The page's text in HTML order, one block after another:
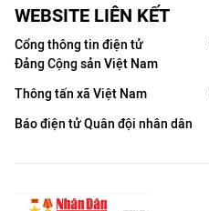
WEBSITE LIÊN KẾT
Cổng thông tin điện tử
Đảng Cộng sản Việt Nam
Thông tấn xã Việt Nam
Báo điện tử Quân đội nhân dân